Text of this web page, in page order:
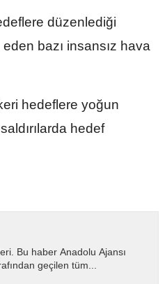
düzenlediği
eden bazı insansız hava
hedeflere yoğun
hedef
Bu haber Anadolu Ajansı
geçilen tüm...